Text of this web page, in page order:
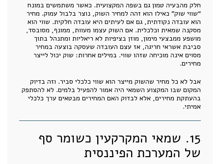
חלק מהבעיה טמון גם בשפה המקצועית. כאשר משתמשים במונח
“שווי שוק” כאילו הוא זהה למחיר השוק, נוצר בלבול עמוק. מחיר
הוא עובדה נקודתית, גם אם לעיתים היא עובדה חלקית. שווי הוא
מסקנה שמאית וכלכלית. אם השוק עצמו מעוות, ממונף, מסובסד,
מושפע ממבצעי מימון, מוזן בציפיות לא ריאליות ומתנהל בתוך
סביבת אשראי חריגה, אז עצם העובדה שעסקה בוצעה במחיר
מסוים אינה מוכיחה שזהו שווי. במילים אחרות: שוק יכול לייצר
מחירים.
אבל לא כל מחיר שהשוק מייצר הוא שווי כלכלי סביר. וזה בדיוק
המקום שבו המקצוע השמאי היה אמור להפעיל בלמים. לא להסתפק
בהעתקת מחירים, אלא לבדוק האם המחירים מבטאים ערך כלכלי
אמיתי.
15. שמאי המקרקעין כשומר סף
של המערכת הפיננסית